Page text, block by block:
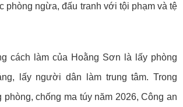
phòng ngừa, đấu tranh với tội phạm và tệ
cách làm của Hoằng Sơn là lấy phòng
lấy người dân làm trung tâm. Trong
phòng, chống ma túy năm 2026, Công an